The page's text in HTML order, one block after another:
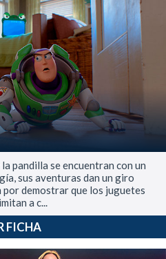
pandilla se encuentran con un
sus aventuras dan un giro
demostrar que los juguetes
a c...
FICHA